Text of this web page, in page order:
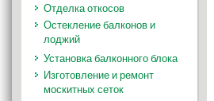
Отделка откосов
Остекление балконов и
лоджий
Установка балконного блока
Изготовление и ремонт
москитных сеток